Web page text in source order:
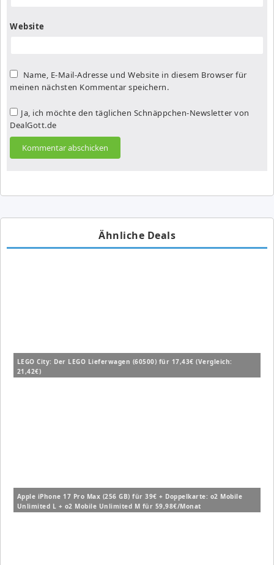
Website
Name, E-Mail-Adresse und Website in diesem Browser für
meinen nächsten Kommentar speichern.
Ja, ich möchte den täglichen Schnäppchen-Newsletter von
DealGott.de
Ähnliche Deals
LEGO City: Der LEGO Lieferwagen (60500) für 17,43€ (Vergleich:
21,42€)
Apple iPhone 17 Pro Max (256 GB) für 39€ + Doppelkarte: o2 Mobile
Unlimited L + o2 Mobile Unlimited M für 59,98€/Monat